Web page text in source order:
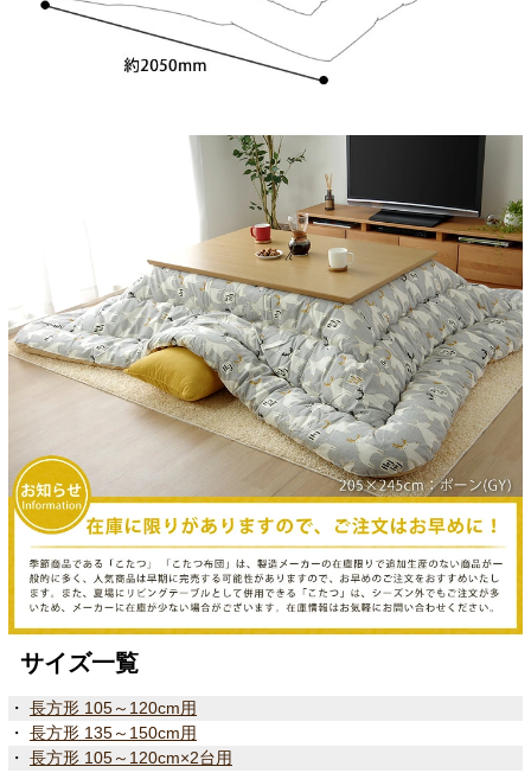
サイズ一覧
・ 長方形 105～120cm用
・ 長方形 135～150cm用
・ 長方形 105～120cm×2台用